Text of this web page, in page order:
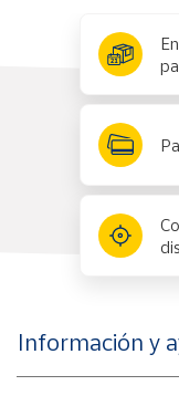
Información y